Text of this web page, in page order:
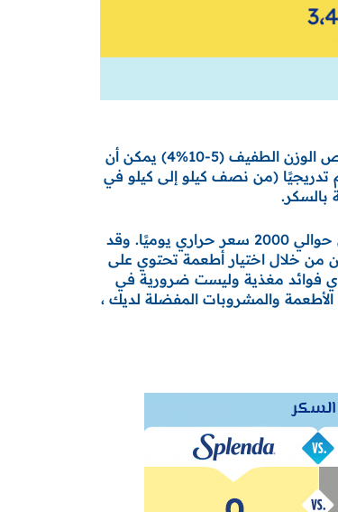
الوزن الصحي للجسم هو جزء من الصحة العامة. ورغم أن التحكم في الوزن قد يبدو مرهقًا، فمن المهم أن تعرف أن حتى انقاص الوزن الطفيف (5-10%4) يمكن أن
تدريجيًا (من نصف كيلو إلى كيلو في
توجد السعرات الحرارية في كافة الأطعمة وتمد جسمك بالطاقة التي يحتاج إليها للأنشطة اليومية. فيحتاج أغلب البالغين إلى حوالي 2000 سعر حراري يوميًا. وقد
من خلال اختيار أطعمة تحتوي على
فوائد مغذية وليست ضرورية في
والمشروبات المفضلة لديك ،